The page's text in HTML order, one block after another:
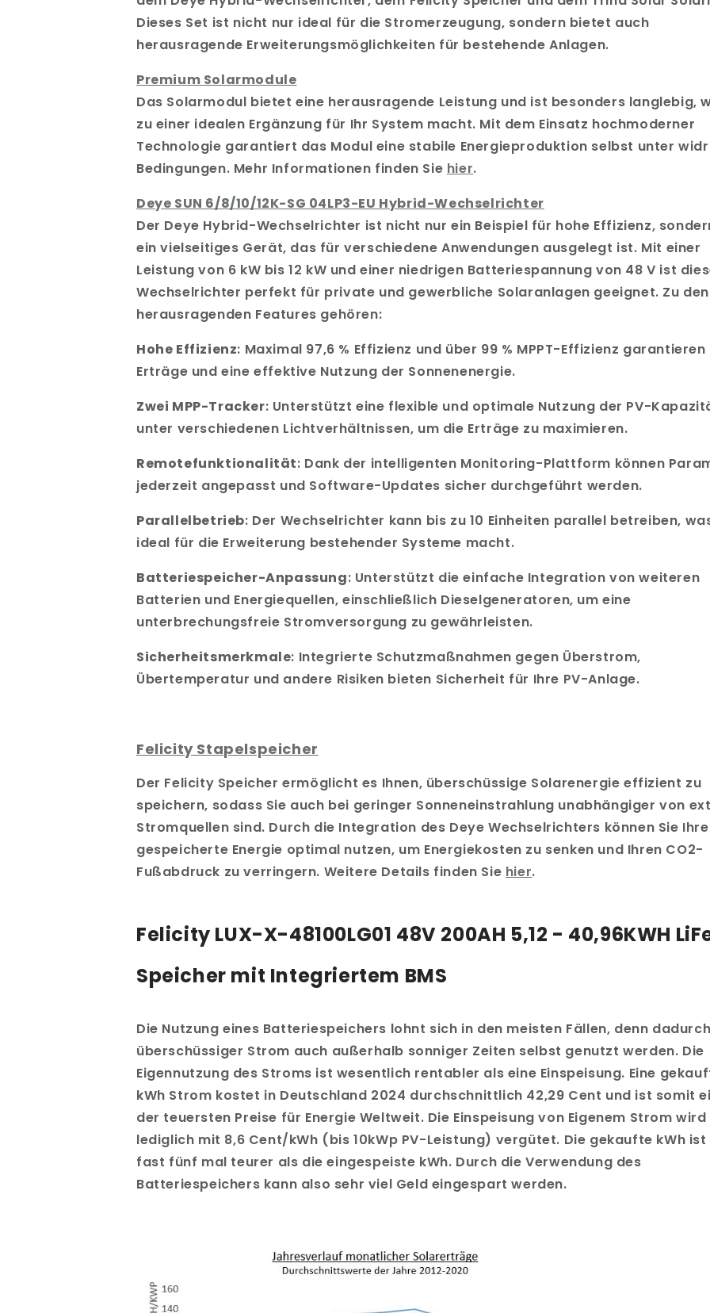
Dieses Set ist nicht nur ideal für die Stromerzeugung, sondern bietet auch
herausragende Erweiterungsmöglichkeiten für bestehende Anlagen.
Premium Solarmodule
Das Solarmodul bietet eine herausragende Leistung und ist besonders langlebig,
zu einer idealen Ergänzung für Ihr System macht. Mit dem Einsatz hochmoderner
Technologie garantiert das Modul eine stabile Energieproduktion selbst unter
Bedingungen. Mehr Informationen finden Sie hier.
Deye SUN 6/8/10/12K-SG 04LP3-EU Hybrid-Wechselrichter
Der Deye Hybrid-Wechselrichter ist nicht nur ein Beispiel für hohe Effizienz,
ein vielseitiges Gerät, das für verschiedene Anwendungen ausgelegt ist. Mit einer
Leistung von 6 kW bis 12 kW und einer niedrigen Batteriespannung von 48 V ist
Wechselrichter perfekt für private und gewerbliche Solaranlagen geeignet. Zu den
herausragenden Features gehören:
Hohe Effizienz: Maximal 97,6 % Effizienz und über 99 % MPPT-Effizienz garantieren
Erträge und eine effektive Nutzung der Sonnenenergie.
Zwei MPP-Tracker: Unterstützt eine flexible und optimale Nutzung der PV-
unter verschiedenen Lichtverhältnissen, um die Erträge zu maximieren.
Remotefunktionalität: Dank der intelligenten Monitoring-Plattform können
jederzeit angepasst und Software-Updates sicher durchgeführt werden.
Parallelbetrieb: Der Wechselrichter kann bis zu 10 Einheiten parallel betreiben,
ideal für die Erweiterung bestehender Systeme macht.
Batteriespeicher-Anpassung: Unterstützt die einfache Integration von weiteren
Batterien und Energiequellen, einschließlich Dieselgeneratoren, um eine
unterbrechungsfreie Stromversorgung zu gewährleisten.
Sicherheitsmerkmale: Integrierte Schutzmaßnahmen gegen Überstrom,
Übertemperatur und andere Risiken bieten Sicherheit für Ihre PV-Anlage.
Felicity Stapelspeicher
Der Felicity Speicher ermöglicht es Ihnen, überschüssige Solarenergie effizient zu
speichern, sodass Sie auch bei geringer Sonneneinstrahlung unabhängiger von
Stromquellen sind. Durch die Integration des Deye Wechselrichters können Sie Ihre
gespeicherte Energie optimal nutzen, um Energiekosten zu senken und Ihren CO2-
Fußabdruck zu verringern. Weitere Details finden Sie hier.
Felicity LUX-X-48100LG01 48V 200AH 5,12 - 40,96KWH
Speicher mit Integriertem BMS
Die Nutzung eines Batteriespeichers lohnt sich in den meisten Fällen, denn
überschüssiger Strom auch außerhalb sonniger Zeiten selbst genutzt werden. Die
Eigennutzung des Stroms ist wesentlich rentabler als eine Einspeisung. Eine
kWh Strom kostet in Deutschland 2024 durchschnittlich 42,29 Cent und ist somit
der teuersten Preise für Energie Weltweit. Die Einspeisung von Eigenem Strom wird
lediglich mit 8,6 Cent/kWh (bis 10kWp PV-Leistung) vergütet. Die gekaufte kWh ist
fast fünf mal teurer als die eingespeiste kWh. Durch die Verwendung des
Batteriespeichers kann also sehr viel Geld eingespart werden.